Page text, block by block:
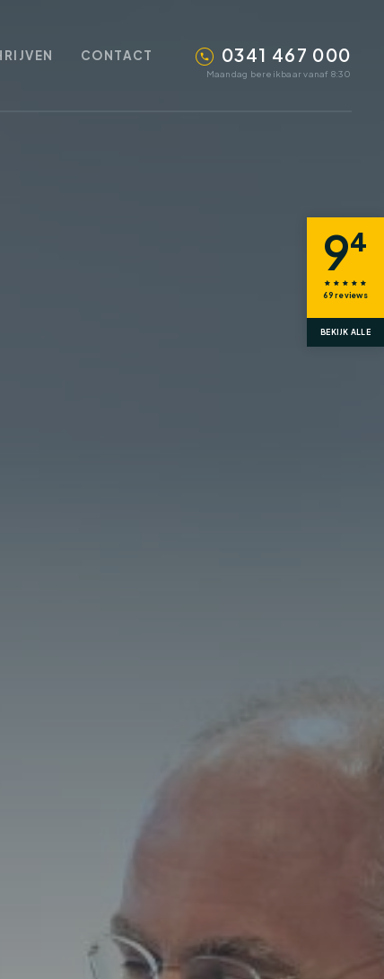
CONTACT 0341 467 000
Maandag bereikbaar vanaf 8:30
94
69reviews
BEKIJK ALLE